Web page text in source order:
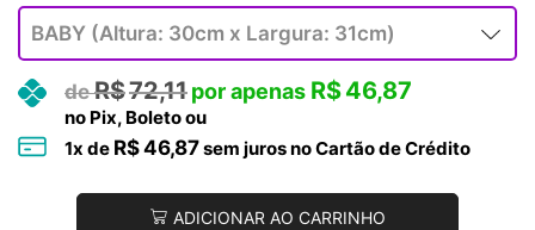
R$72,11 R$46,87
no Pix, Boleto ou
1x de R$46,87sem juros no Cartão de Crédito
ADICIONAR AO CARRINHO